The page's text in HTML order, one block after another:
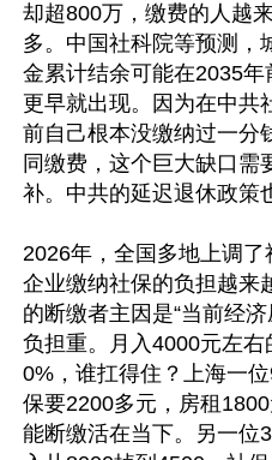
却超800万，缴费的人越
多。中国社科院等预测，
金累计结余可能在2035
更早就出现。因为在中共
前自己根本没缴纳过一分
同缴费，这个巨大缺口需
补。中共的延迟退休政策
2026年，全国多地上调
企业缴纳社保的负担越来
的断缴者主因是“当前经
负担重。月入4000元左
0%，谁扛得住？上海一
保要2200多元，房租
能断缴活在当下。另一位